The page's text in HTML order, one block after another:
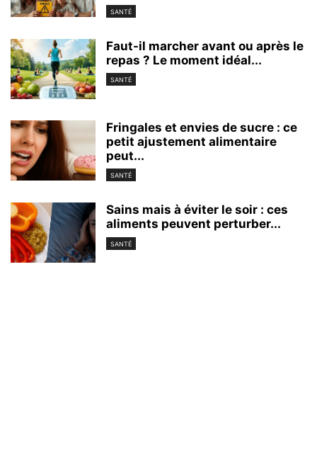
SANTÉ
Faut-il marcher avant ou après le
repas ? Le moment idéal...
SANTÉ
Fringales et envies de sucre : ce
petit ajustement alimentaire
peut...
SANTÉ
Sains mais à éviter le soir : ces
aliments peuvent perturber...
SANTÉ